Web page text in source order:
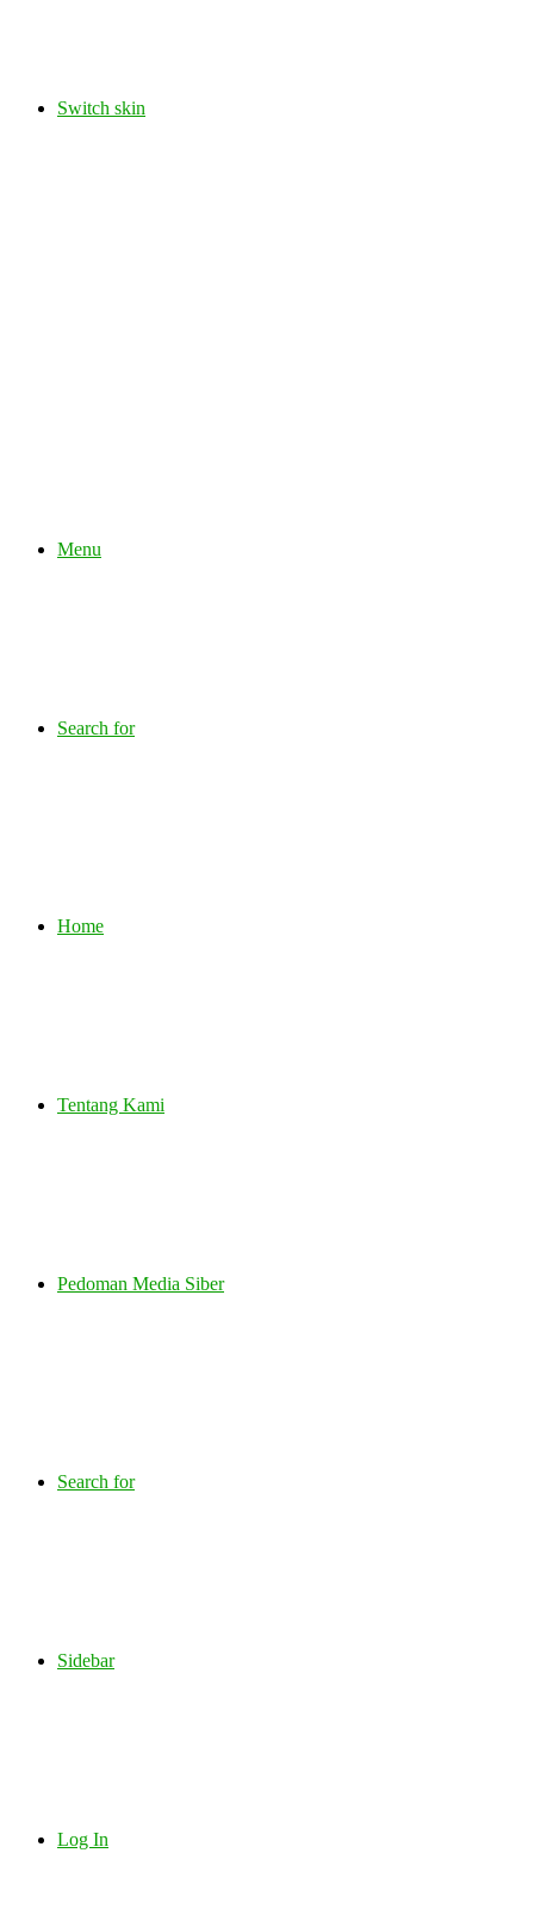
Switch skin
Menu
Search for
Home
Tentang Kami
Pedoman Media Siber
Search for
Sidebar
Log In